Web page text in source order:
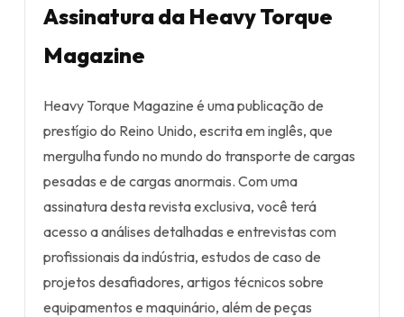
Assinatura da Heavy Torque
Magazine
Heavy Torque Magazine é uma publicação de
prestígio do Reino Unido, escrita em inglês, que
mergulha fundo no mundo do transporte de cargas
pesadas e de cargas anormais. Com uma
assinatura desta revista exclusiva, você terá
acesso a análises detalhadas e entrevistas com
profissionais da indústria, estudos de caso de
projetos desafiadores, artigos técnicos sobre
equipamentos e maquinário, além de peças